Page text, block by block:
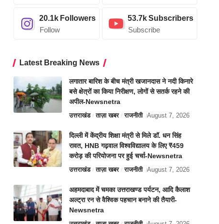
20.1k Followers
Follow
53.7kSubscribers
Subscribe
Latest Breaking News
लगातार बारिश के बीच मंत्री खजानदास ने नदी किनारे
बसे क्षेत्रों का किया निरीक्षण, लोगों से सतर्क रहने की
अपील-Newsnetra
उत्तराखंड ताज़ा खबर राजनीती August 7, 2026
दिल्ली में केंद्रीय शिक्षा मंत्री से मिले डॉ. धन सिंह
रावत, HNB गढ़वाल विश्वविद्यालय के लिए ₹459
करोड़ की परियोजना पर हुई चर्चा-Newsnetra
उत्तराखंड ताज़ा खबर राजनीती August 7, 2026
अहमदाबाद में चमका उत्तराखण्ड पर्यटन, आदि कैलाश
अल्ट्रा रन से वैश्विक पहचान बनाने की तैयारी-
Newsnetra